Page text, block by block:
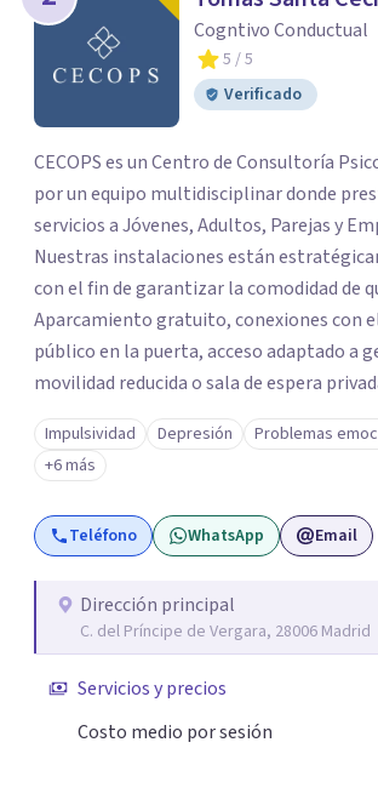
Cogntivo Conductual
5 / 5
Verificado
CECOPS es un Centro de Consultoría
por un equipo multidisciplinar donde prestamos nuestros
servicios a Jóvenes, Adultos, Parejas y Empresas.
Nuestras instalaciones están
con el fin de garantizar la comodidad de
Aparcamiento gratuito, conexiones con
público en la puerta, acceso adaptado a
movilidad reducida o sala de espera privada entre otros.
Nuestro trabajo con los jóvenes, se
en sus retos diarios: dificultades con los estudios, familia,
amigos o incorporación al mundo laboral. Con los
adultos trabajamos para recobrar y
personal, laboral o familiar y donde
Miedos, Angustias, obsesiones o estados
El trabajo con las Parejas está orientado
superación dificultades como puedan ser:
infidelidades, dificultades sexuales o
Impulsividad Depresión
Problemas
+6 más
Teléfono WhatsApp Email
Dirección principal
C. del Príncipe de Vergara, 28006 Madrid
Servicios y precios
Costo medio por sesión